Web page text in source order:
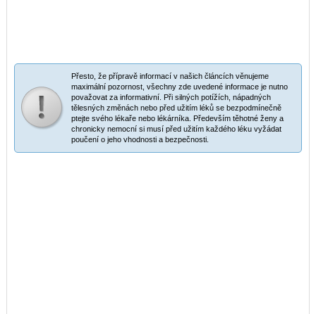
Přesto, že přípravě informací v našich článcích věnujeme
maximální pozornost, všechny zde uvedené informace je nutno
považovat za informativní. Při silných potížích, nápadných
tělesných změnách nebo před užitím léků se bezpodmínečně
ptejte svého lékaře nebo lékárníka. Především těhotné ženy a
chronicky nemocní si musí před užitím každého léku vyžádat
poučení o jeho vhodnosti a bezpečnosti.